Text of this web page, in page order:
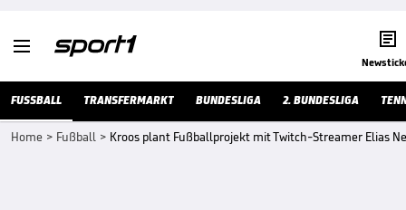
 
FUSSBALL TRANSFERMARKT BUNDESLIGA 2. BUNDESLIGA
Home > Fußball > Kroos plant Fußballprojekt mit Twitch-Streamer Elias